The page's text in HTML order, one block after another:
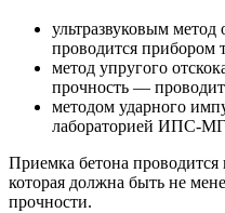
ультразвуковым метод
проводится прибором
метод упругого
прочность —
методом ударного
лабораторией ИПС-
Приемка бетона
которая должна быть не
прочности.